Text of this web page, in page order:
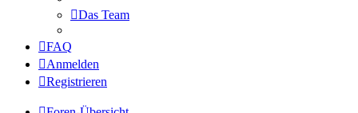
Das Team
FAQ
Anmelden
Registrieren